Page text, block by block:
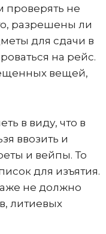
проверять не
разрешены ли
для сдачи в
на рейс.
вещей,
в виду, что в
ввозить и
и вейпы. То
для изъятия.
не должно
литиевых